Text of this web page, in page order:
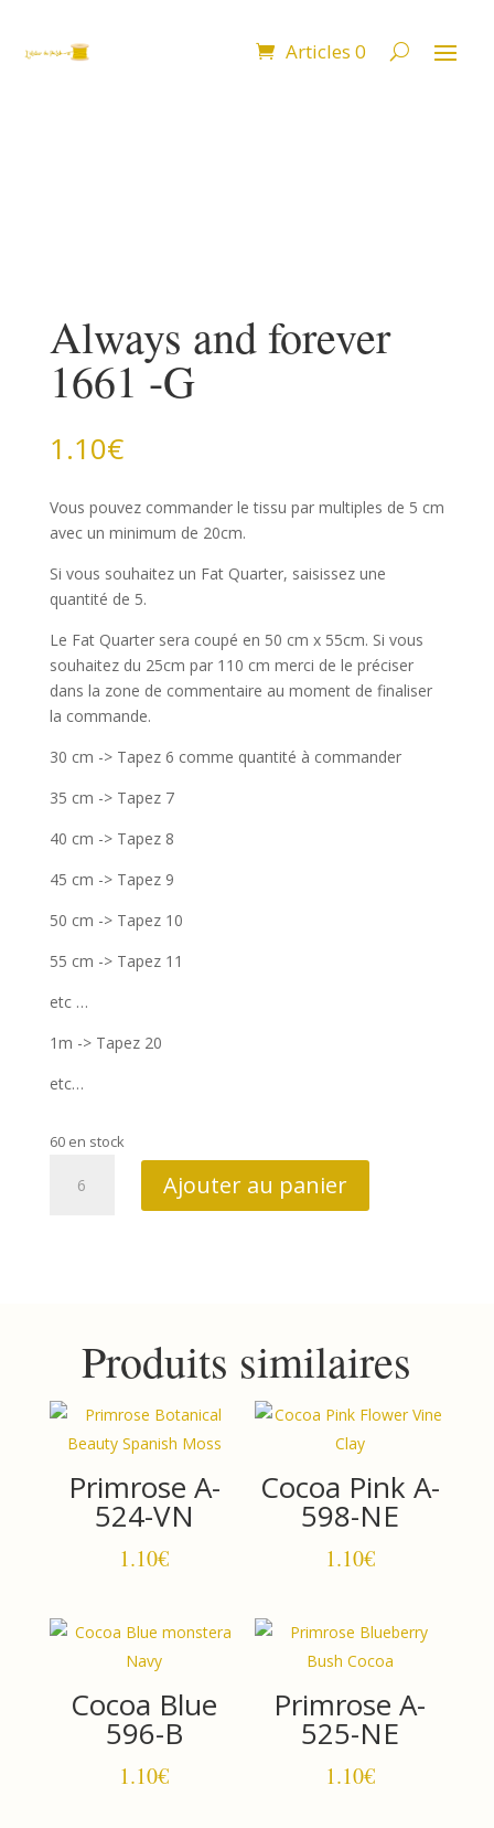
Articles 0
Always and forever
1661 -G
1.10€
Vous pouvez commander le tissu par multiples de 5 cm
avec un minimum de 20cm.
Si vous souhaitez un Fat Quarter, saisissez une
quantité de 5.
Le Fat Quarter sera coupé en 50 cm x 55cm. Si vous
souhaitez du 25cm par 110 cm merci de le préciser
dans la zone de commentaire au moment de finaliser
la commande.
30 cm -> Tapez 6 comme quantité à commander
35 cm -> Tapez 7
40 cm -> Tapez 8
45 cm -> Tapez 9
50 cm -> Tapez 10
55 cm -> Tapez 11
etc …
1m -> Tapez 20
etc…
60 en stock
Ajouter au panier
Produits similaires
Primrose A-
524-VN
1.10€
Cocoa Pink A-
598-NE
1.10€
Cocoa Blue
596-B
1.10€
Primrose A-
525-NE
1.10€